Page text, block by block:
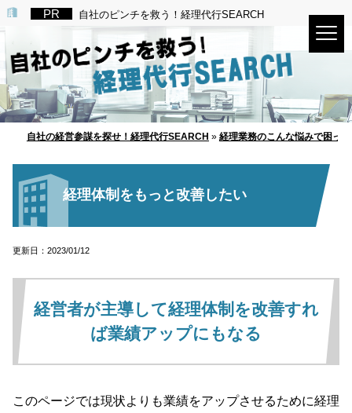
自社のピンチを救う！経理代行SEARCH
自社の経営参謀を探せ！経理代行SEARCH » 経理業務のこんな悩みで困っ
経理体制をもっと改善したい
更新日：2023/01/12
経営者が主導して経理体制を改善すれ
ば業績アップにもなる
このページでは現状よりも業績をアップさせるために経理